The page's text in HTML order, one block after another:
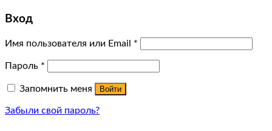
Вход
Имя пользователя или Email *
Пароль *
Запомнить меня Войти
Забыли свой пароль?